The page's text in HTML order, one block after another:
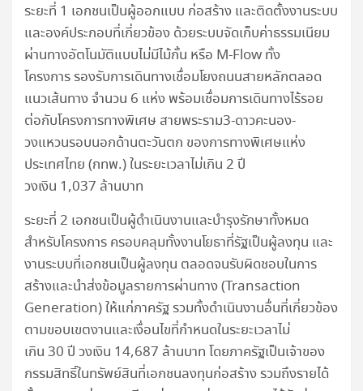
ระยะที่ 1 เอกชนเป็นผู้ออกแบบ ก่อสร้าง และติดตั้งงานระบบ
และองค์ประกอบที่เกี่ยวข้อง ด้วยระบบจัดเก็บค่าธรรมเนียม
ผ่านทางอัตโนมัติแบบไม่มีไม้กั้น หรือ M-Flow ทั้ง
โครงการ รองรับการเดินทางเชื่อมโยงถนนสายหลักตลอด
แนวเส้นทาง จำนวน 6 แห่ง พร้อมเชื่อมการเดินทางไร้รอย
ต่อกับโครงการทางพิเศษ สายพระราม3-ดาวคะนอง-
วงแหวนรอบนอกด้านตะวันตก ของการทางพิเศษแห่ง
ประเทศไทย (กทพ.) ในระยะเวลาไม่เกิน 2 ปี
วงเงิน 1,037 ล้านบาท
ระยะที่ 2 เอกชนเป็นผู้ดำเนินงานและบำรุงรักษาทั้งหมด
สำหรับโครงการ ครอบคลุมทั้งงานโยธาที่รัฐเป็นผู้ลงทุน และ
งานระบบที่เอกชนเป็นผู้ลงทุน ตลอดจนรับผิดชอบในการ
สร้างและนำส่งข้อมูลรายการผ่านทาง (Transaction
Generation) ให้แก่ภาครัฐ รวมทั้งดำเนินงานอื่นที่เกี่ยวข้อง
ตามขอบเขตงานและเงื่อนไขที่กำหนดในระยะเวลาไม่
เกิน 30 ปี วงเงิน 14,687 ล้านบาท โดยภาครัฐเป็นเจ้าของ
กรรมสิทธิ์ในทรัพย์สินที่เอกชนลงทุนก่อสร้าง รวมถึงรายได้